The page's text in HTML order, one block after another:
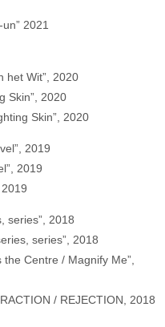
2021
het Wit”, 2020
Skin”, 2020
Skin”, 2020
2019
2019
series”, 2018
series”, 2018
Centre / Magnify Me”,
/ REJECTION, 2018